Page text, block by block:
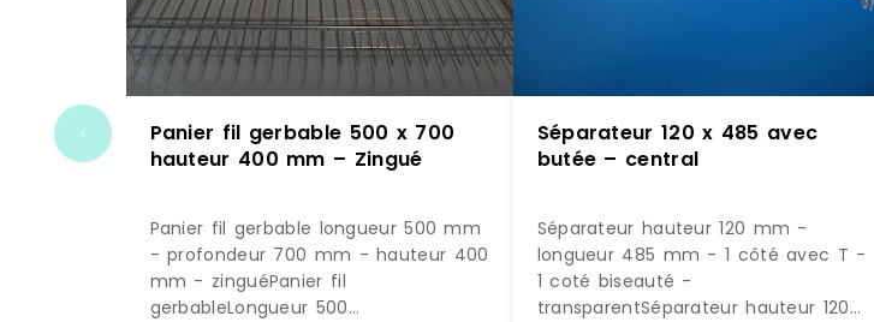
Panier fil gerbable 500 x 700
hauteur 400 mm – Zingué
Panier fil gerbable longueur 500 mm
- profondeur 700 mm - hauteur 400
mm - zinguéPanier fil
gerbableLongueur 500
Séparateur 120 x 485 avec
butée – central
Séparateur hauteur 120 mm -
longueur 485 mm - 1 côté avec T -
1 coté biseauté -
transparentSéparateur hauteur 120